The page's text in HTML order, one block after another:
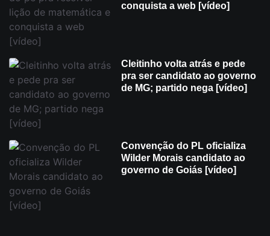
conquista a web [vídeo]
Cleitinho volta atrás e pede
pra ser candidato ao governo
de MG; partido nega [vídeo]
Convenção do PL oficializa
Wilder Morais candidato ao
governo de Goiás [vídeo]